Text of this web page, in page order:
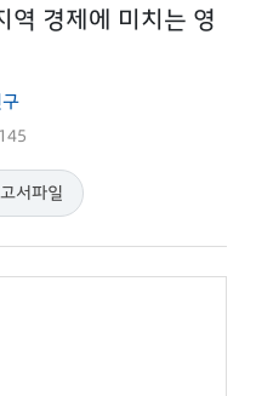
역 경제에 미치는 영
서파일